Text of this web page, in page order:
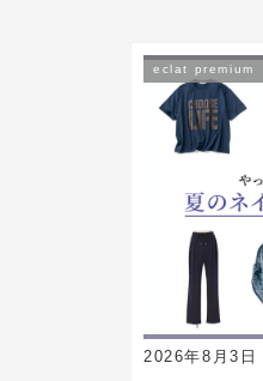
2026年8月3日
eclat premium